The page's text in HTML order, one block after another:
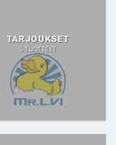
TARJOUKSET
5 TUOTTEET